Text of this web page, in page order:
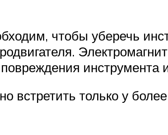
чтобы уберечь
инструмента
встретить только у